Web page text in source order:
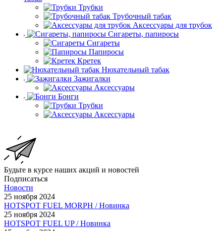
Трубки
Трубочный табак
Аксессуары для трубок
Сигареты, папиросы
Сигареты
Папиросы
Кретек
Нюхательный табак
Зажигалки
Аксессуары
Бонги
Трубки
Аксессуары
Будьте в курсе наших акций и новостей
Подписаться
Новости
25 ноября 2024
HOTSPOT FUEL MORPH / Новинка
25 ноября 2024
HOTSPOT FUEL UP / Новинка